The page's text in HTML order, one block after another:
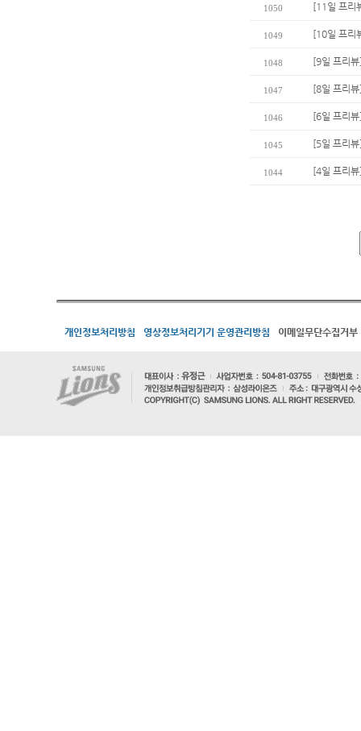
1050 [11일 프리
1049 [10일 프리
1048 [9일 프리
1047 [8일 프리
1046 [6일 프리
1045 [5일 프리
1044 [4일 프리
개인정보처리방침 영상정보처리기기 운영관리방침 이메일무단수집거부